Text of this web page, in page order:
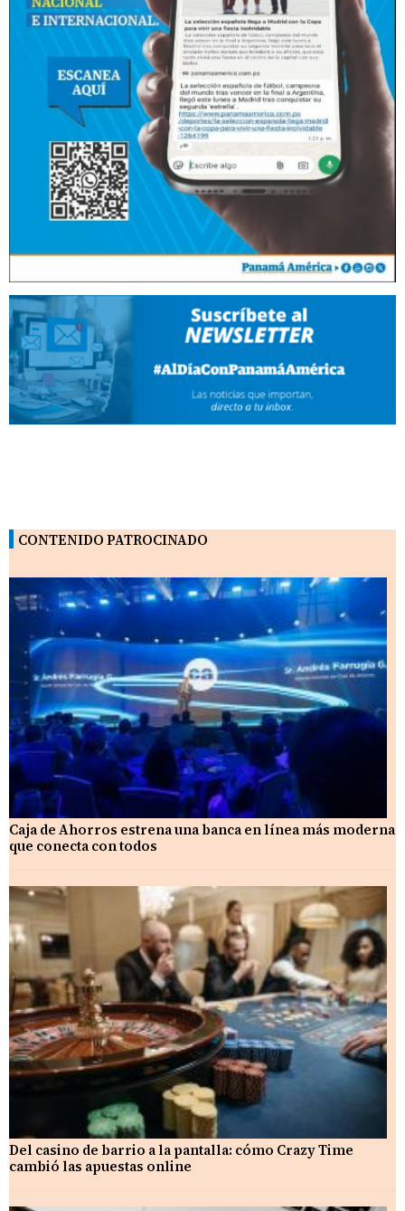
CONTENIDO PATROCINADO
Caja de Ahorros estrena una banca en línea más moderna
que conecta con todos
Del casino de barrio a la pantalla: cómo Crazy Time
cambió las apuestas online